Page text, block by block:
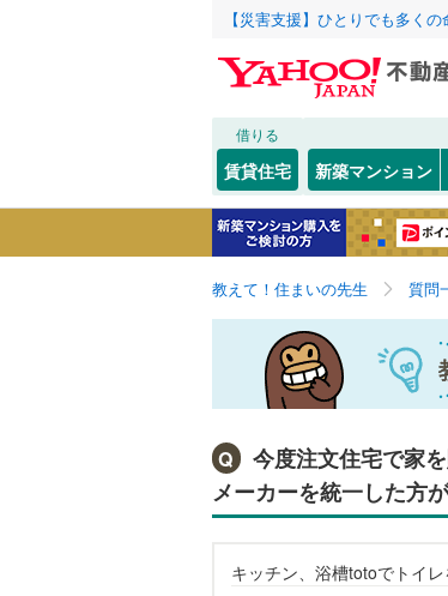
【災害支援】ひとりでも多く
借りる
賃貸住宅 新築マンション
教えて！住まいの先生 質問
Q
今度注文住宅で家
メーカーを統一した方
キッチン、浴槽totoでトイ